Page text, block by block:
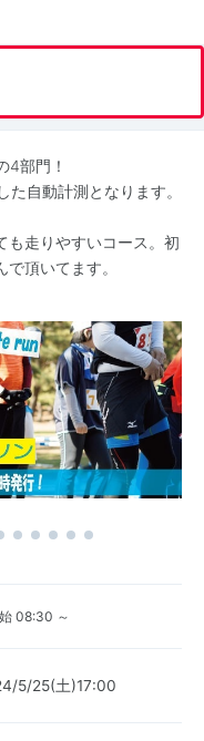
部門！
自動計測となります。
も走りやすいコース。初
頂いてます。
08:30 ～
5/25(土)17:00